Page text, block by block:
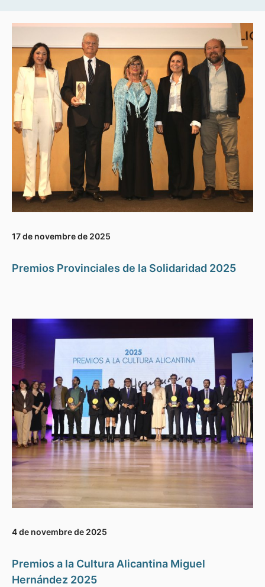
17 de novembre de 2025
Premios Provinciales de la Solidaridad 2025
4 de novembre de 2025
Premios a la Cultura Alicantina Miguel
Hernández 2025